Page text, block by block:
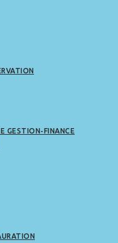
GESTION-FINANCE